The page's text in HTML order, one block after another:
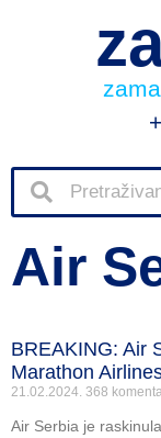
Air
BREAKING: Air
Marathon
21.02.2024. 368
Air Serbia je